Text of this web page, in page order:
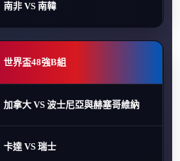
南非 VS 南韓
世界盃48強B組
加拿大 VS 波士尼亞與赫塞哥維納
卡達 VS 瑞士